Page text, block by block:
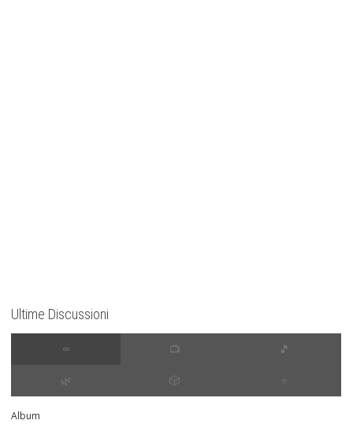
Ultime Discussioni
∞ 📺 🎵
🌿 🎲 ⭐️
Album